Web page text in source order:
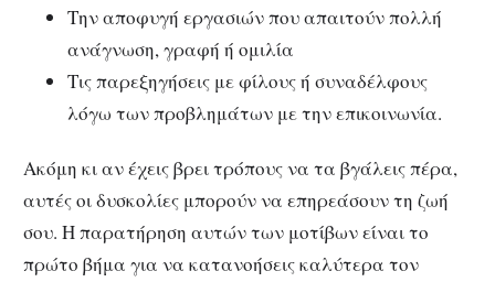
Την αποφυγή εργασιών που απαιτούν πολλή
ανάγνωση, γραφή ή ομιλία
Τις παρεξηγήσεις με φίλους ή συναδέλφους
λόγω των προβλημάτων με την επικοινωνία.
Ακόμη κι αν έχεις βρει τρόπους να τα βγάλεις πέρα,
αυτές οι δυσκολίες μπορούν να επηρεάσουν τη ζωή
σου. Η παρατήρηση αυτών των μοτίβων είναι το
πρώτο βήμα για να κατανοήσεις καλύτερα τον